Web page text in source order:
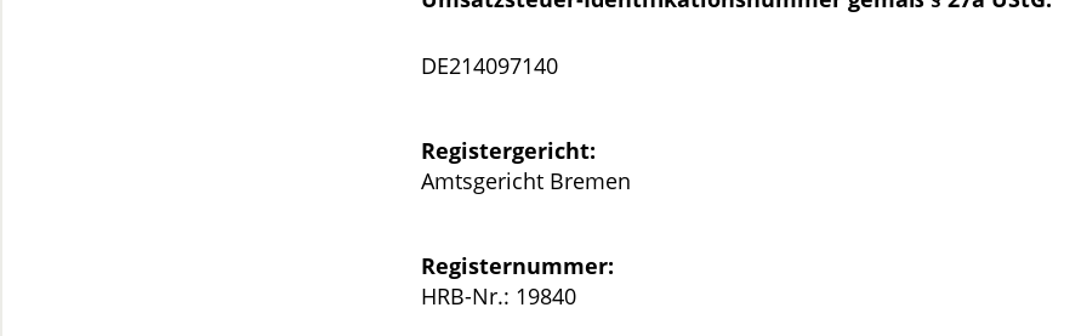
DE214097140
Registergericht:
Amtsgericht Bremen
Registernummer:
HRB-Nr.: 19840